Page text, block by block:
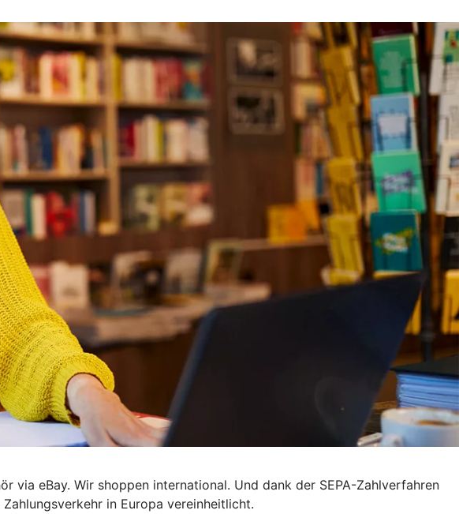
via eBay. Wir shoppen international. Und dank der SEPA-Zahlverfahren
in Europa vereinheitlicht.